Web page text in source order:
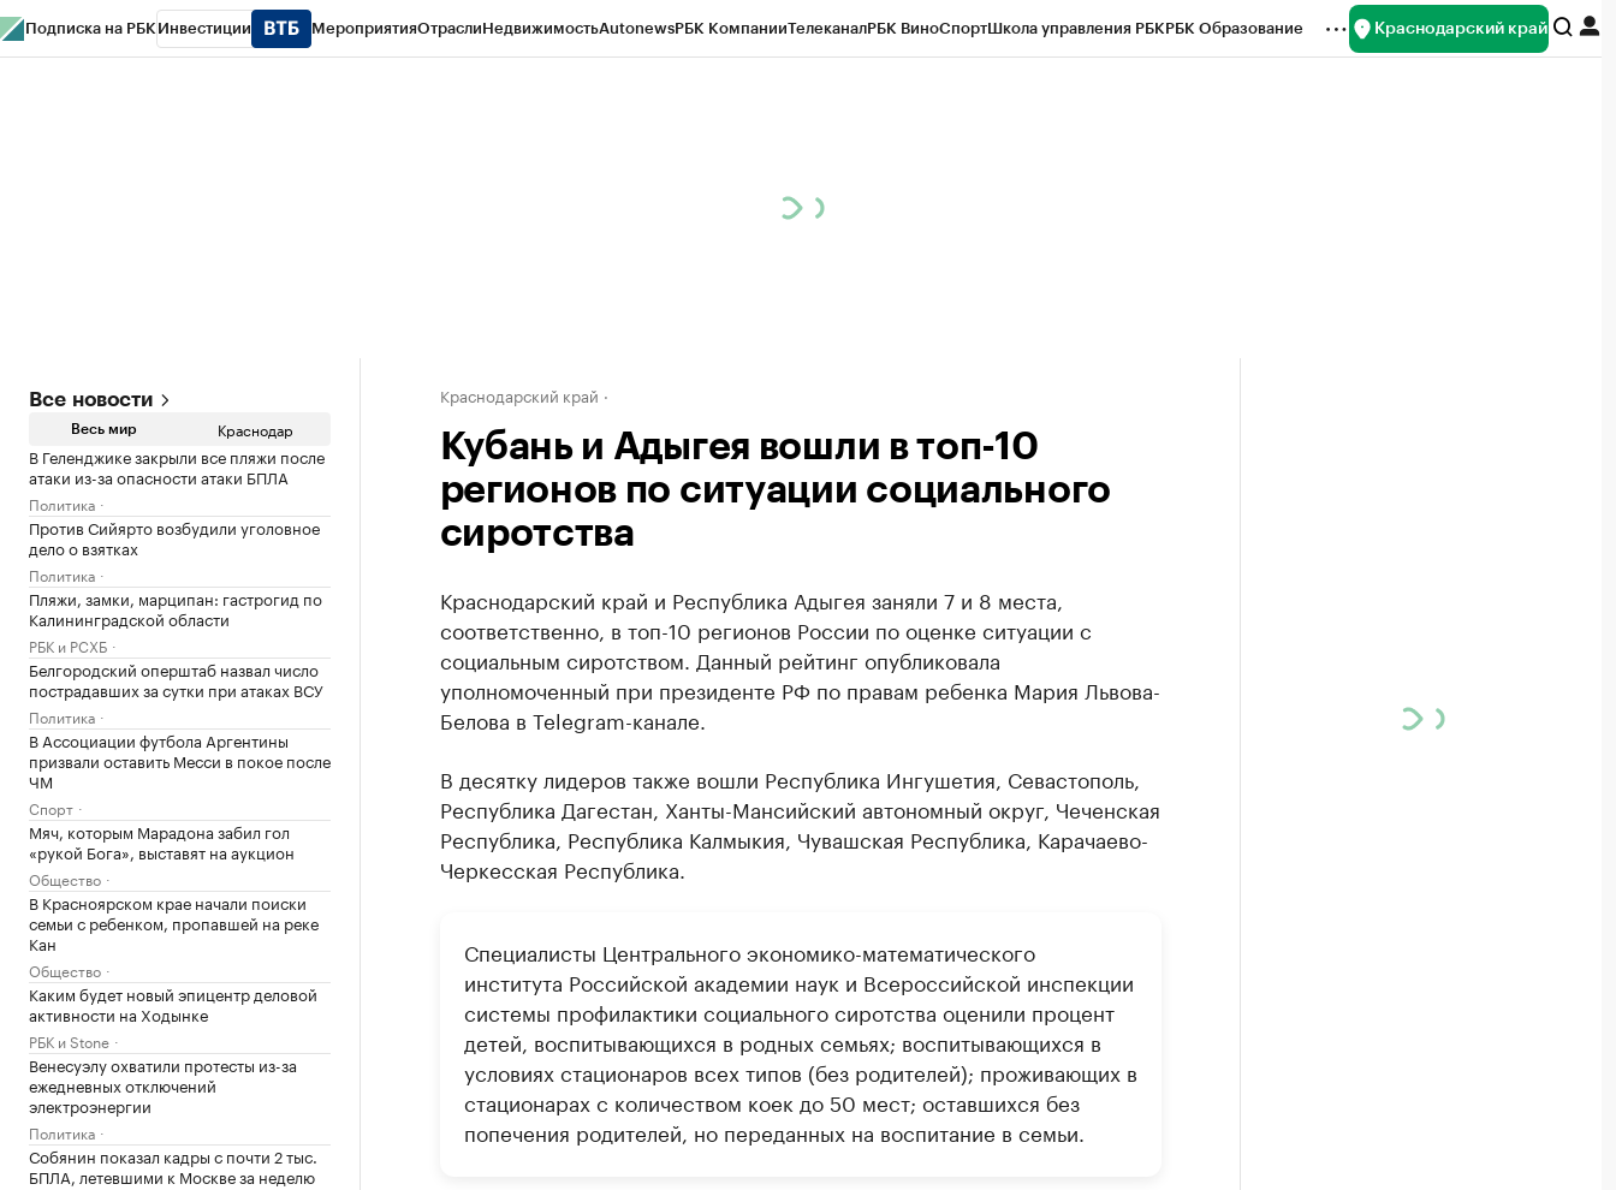
Подписка на РБК Инвестиции МероприятияОтраслиНедвижимостьAutonewsРБК КомпанииТелеканалРБК ВиноСпортШкола управления РБКРБК Образование Краснодарский край
Все новости
Весь мир Краснодар
В Геленджике закрыли все пляжи после
атаки из-за опасности атаки БПЛА
Политика
Против Сийярто возбудили уголовное
дело о взятках
Политика
Пляжи, замки, марципан: гастрогид по
Калининградской области
РБК и РСХБ
Белгородский оперштаб назвал число
пострадавших за сутки при атаках ВСУ
Политика
В Ассоциации футбола Аргентины
призвали оставить Месси в покое после
ЧМ
Спорт
Мяч, которым Марадона забил гол
«рукой Бога», выставят на аукцион
Общество
В Красноярском крае начали поиски
семьи с ребенком, пропавшей на реке
Кан
Общество
Каким будет новый эпицентр деловой
активности на Ходынке
РБК и Stone
Венесуэлу охватили протесты из-за
ежедневных отключений
электроэнергии
Политика
Собянин показал кадры с почти 2 тыс.
БПЛА, летевшими к Москве за неделю
Краснодарский край
Кубань и Адыгея вошли в топ-10
регионов по ситуации социального
сиротства
Краснодарский край и Республика Адыгея заняли 7 и 8 места,
соответственно, в топ-10 регионов России по оценке ситуации с
социальным сиротством. Данный рейтинг опубликовала
уполномоченный при президенте РФ по правам ребенка Мария Львова-
Белова в Telegram-канале.
В десятку лидеров также вошли Республика Ингушетия, Севастополь,
Республика Дагестан, Ханты-Мансийский автономный округ, Чеченская
Республика, Республика Калмыкия, Чувашская Республика, Карачаево-
Черкесская Республика.
Специалисты Центрального экономико-математического
института Российской академии наук и Всероссийской инспекции
системы профилактики социального сиротства оценили процент
детей, воспитывающихся в родных семьях; воспитывающихся в
условиях стационаров всех типов (без родителей); проживающих в
стационарах с количеством коек до 50 мест; оставшихся без
попечения родителей, но переданных на воспитание в семьи.